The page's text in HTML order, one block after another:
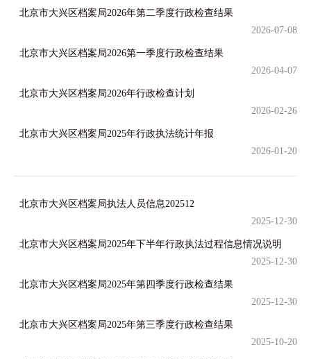
北京市大兴区档案局2026年第二季度行政检查结果
2026-07-08
北京市大兴区档案局2026第一季度行政检查结果
2026-04-07
北京市大兴区档案局2026年行政检查计划
2026-02-26
北京市大兴区档案局2025年行政执法统计年报
2026-01-20
北京市大兴区档案局执法人员信息202512
2025-12-30
北京市大兴区档案局2025年下半年行政执法过程信息情况说明
2025-12-30
北京市大兴区档案局2025年第四季度行政检查结果
2025-12-30
北京市大兴区档案局2025年第三季度行政检查结果
2025-10-20